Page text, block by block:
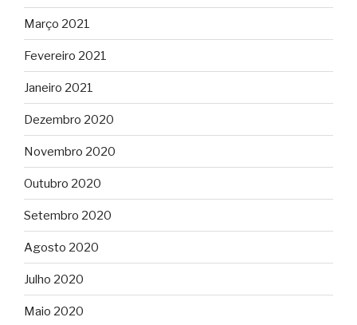
Março 2021
Fevereiro 2021
Janeiro 2021
Dezembro 2020
Novembro 2020
Outubro 2020
Setembro 2020
Agosto 2020
Julho 2020
Maio 2020